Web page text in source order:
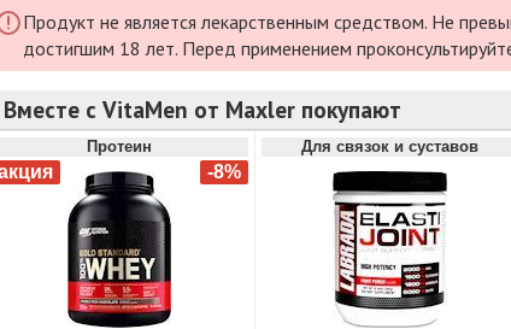
Продукт не является лекарственным средством. Не
достигшим 18 лет. Перед применением
Вместе с VitaMen от Maxler покупают
Протеин Для связок и суставов